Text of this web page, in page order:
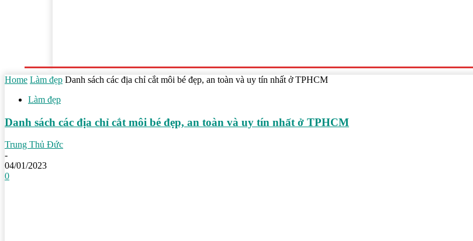
Home Làm đẹp Danh sách các địa chỉ cắt môi bé đẹp, an toàn và uy tín nhất ở TPHCM
Làm đẹp
Danh sách các địa chỉ cắt môi bé đẹp, an toàn và uy tín nhất ở TPHCM
Trung Thủ Đức
-
04/01/2023
0